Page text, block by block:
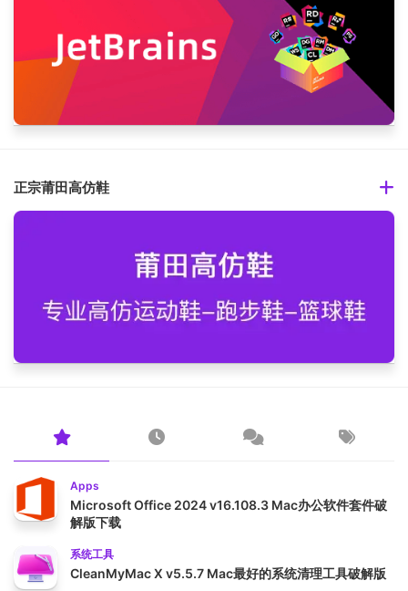
正宗莆田高仿鞋
Apps
Microsoft Office 2024 v16.108.3 Mac办公软件套件破
解版下载
系统工具
CleanMyMac X v5.5.7 Mac最好的系统清理工具破解版